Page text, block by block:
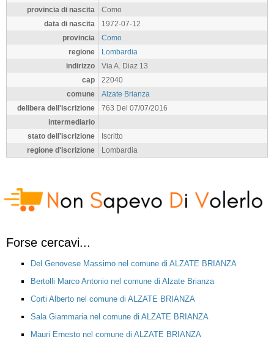
provincia di nascita
Como
data di nascita
1972-07-12
provincia
Como
regione
Lombardia
indirizzo
Via A. Diaz 13
cap
22040
comune
Alzate Brianza
delibera dell'iscrizione
763 Del 07/07/2016
intermediario
stato dell'iscrizione
Iscritto
regione d'iscrizione
Lombardia
Forse cercavi...
Del Genovese Massimo nel comune di ALZATE BRIANZA
Bertolli Marco Antonio nel comune di Alzate Brianza
Corti Alberto nel comune di ALZATE BRIANZA
Sala Giammaria nel comune di ALZATE BRIANZA
Mauri Ernesto nel comune di ALZATE BRIANZA